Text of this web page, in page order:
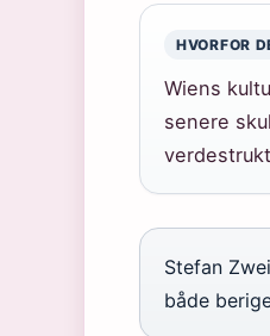
HVORFOR
Wiens
senere
Stefan
både